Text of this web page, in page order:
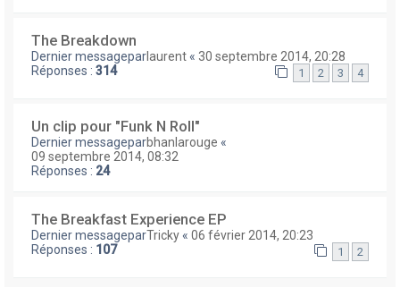
The Breakdown
Dernier messageparlaurent « 30 septembre 2014, 20:28
Réponses : 314 1 2 3 4
Un clip pour "Funk N Roll"
Dernier messageparbhanlarouge «
09 septembre 2014, 08:32
Réponses : 24
The Breakfast Experience EP
Dernier messageparTricky « 06 février 2014, 20:23
Réponses : 107 1 2